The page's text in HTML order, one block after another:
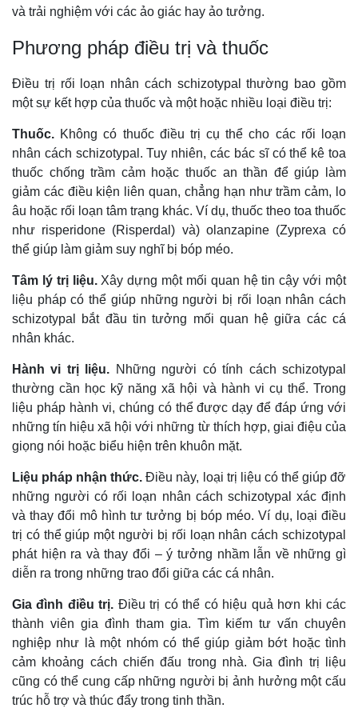
và trải nghiệm với các ảo giác hay ảo tưởng.
Phương pháp điều trị và thuốc
Điều trị rối loạn nhân cách schizotypal thường bao gồm
một sự kết hợp của thuốc và một hoặc nhiều loại điều trị:
Thuốc. Không có thuốc điều trị cụ thể cho các rối loạn
nhân cách schizotypal. Tuy nhiên, các bác sĩ có thể kê toa
thuốc chống trầm cảm hoặc thuốc an thần để giúp làm
giảm các điều kiện liên quan, chẳng hạn như trầm cảm, lo
âu hoặc rối loạn tâm trạng khác. Ví dụ, thuốc theo toa thuốc
như risperidone (Risperdal) và) olanzapine (Zyprexa có
thể giúp làm giảm suy nghĩ bị bóp méo.
Tâm lý trị liệu.Xây dựng một mối quan hệ tin cậy với một
liệu pháp có thể giúp những người bị rối loạn nhân cách
schizotypal bắt đầu tin tưởng mối quan hệ giữa các cá
nhân khác.
Hành vi trị liệu. Những người có tính cách schizotypal
thường cần học kỹ năng xã hội và hành vi cụ thể. Trong
liệu pháp hành vi, chúng có thể được dạy để đáp ứng với
những tín hiệu xã hội với những từ thích hợp, giai điệu của
giọng nói hoặc biểu hiện trên khuôn mặt.
Liệu pháp nhận thức. Điều này, loại trị liệu có thể giúp đỡ
những người có rối loạn nhân cách schizotypal xác định
và thay đổi mô hình tư tưởng bị bóp méo. Ví dụ, loại điều
trị có thể giúp một người bị rối loạn nhân cách schizotypal
phát hiện ra và thay đổi – ý tưởng nhầm lẫn về những gì
diễn ra trong những trao đổi giữa các cá nhân.
Gia đình điều trị. Điều trị có thể có hiệu quả hơn khi các
thành viên gia đình tham gia. Tìm kiếm tư vấn chuyên
nghiệp như là một nhóm có thể giúp giảm bớt hoặc tình
cảm khoảng cách chiến đấu trong nhà. Gia đình trị liệu
cũng có thể cung cấp những người bị ảnh hưởng một cấu
trúc hỗ trợ và thúc đẩy trong tinh thần.